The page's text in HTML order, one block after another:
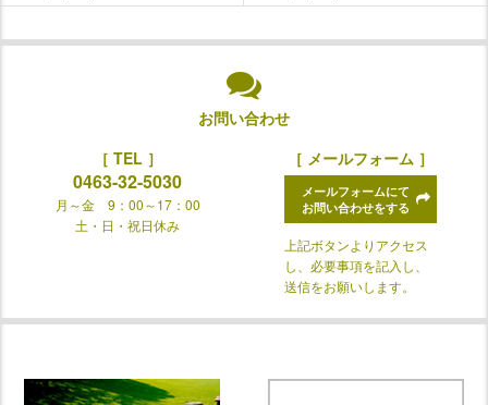
お問い合わせ
［ TEL ］
0463-32-5030
月～金 9：00～17：00
土・日・祝日休み
［ メールフォーム ］
メールフォームにて
お問い合わせをする
上記ボタンよりアクセス
し、必要事項を記入し、
送信をお願いします。